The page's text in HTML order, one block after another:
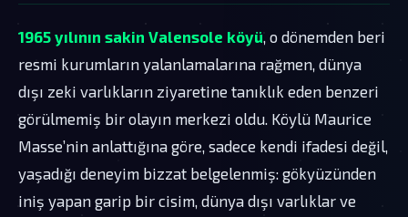
1965 yılının sakin Valensole köyü , o dönemden beri
resmi kurumların yalanlamalarına rağmen, dünya
dışı zeki varlıkların ziyaretine tanıklık eden benzeri
görülmemiş bir olayın merkezi oldu. Köylü Maurice
Masse’nin anlattığına göre, sadece kendi ifadesi değil,
yaşadığı deneyim bizzat belgelenmiş: gökyüzünden
iniş yapan garip bir cisim, dünya dışı varlıklar ve